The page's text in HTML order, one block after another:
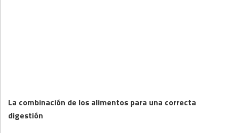
La combinación de los alimentos para una correcta
digestión